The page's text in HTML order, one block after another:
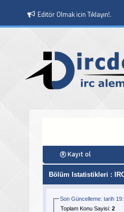
Editör Olmak icin Tıklayın!.
Kayıt ol
Bölüm Istatistikleri :
Son Güncelleme: tarih
Toplam Konu Sayisi: 2